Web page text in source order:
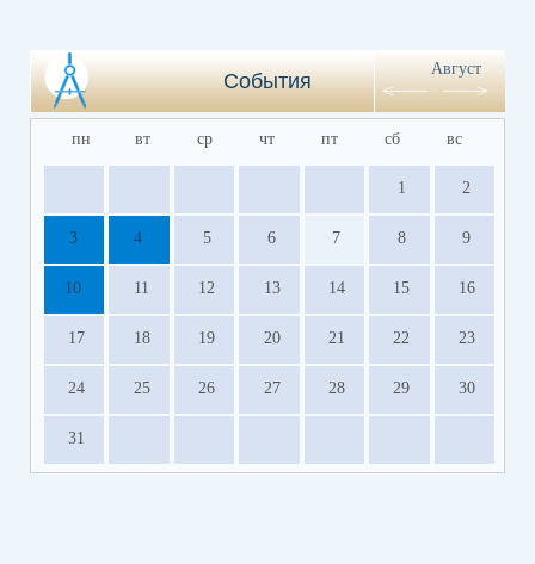
События
Август
пн вт ср чт пт сб вс
1 2
3 4 5 6 7 8 9
10 11 12 13 14 15 16
17 18 19 20 21 22 23
24 25 26 27 28 29 30
31